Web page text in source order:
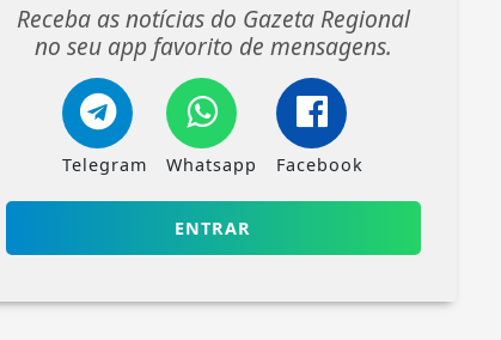
Receba as notícias do Gazeta Regional
no seu app favorito de mensagens.
Telegram Whatsapp Facebook
ENTRAR